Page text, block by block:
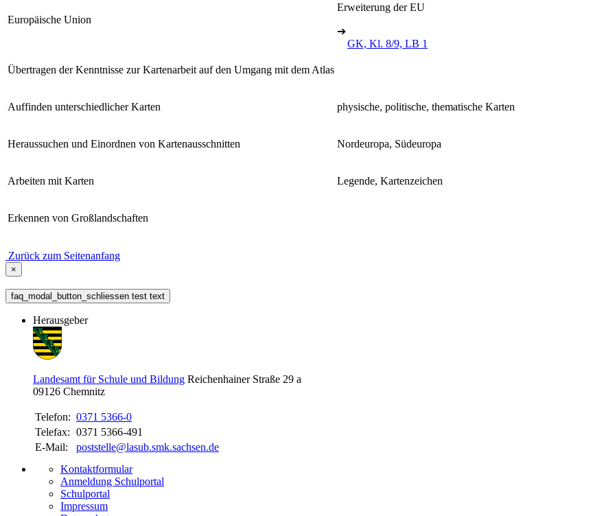
Europäische Union
Erweiterung der EU
➔
GK, Kl. 8/9, LB 1
Übertragen der Kenntnisse zur Kartenarbeit auf den Umgang mit dem Atlas
Auffinden unterschiedlicher Karten physische, politische, thematische Karten
Heraussuchen und Einordnen von Kartenausschnitten Nordeuropa, Südeuropa
Arbeiten mit Karten Legende, Kartenzeichen
Erkennen von Großlandschaften
Zurück zum Seitenanfang
×
faq_modal_button_schliessen test text
Herausgeber
Landesamt für Schule und Bildung Reichenhainer Straße 29 a
09126 Chemnitz
Telefon: 0371 5366-0
Telefax: 0371 5366-491
E-Mail:
poststelle@lasub.smk.sachsen.de
Kontaktformular
Anmeldung Schulportal
Schulportal
Impressum